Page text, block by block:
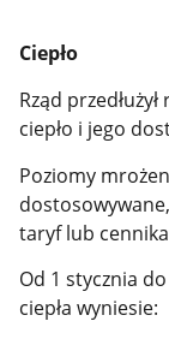
Ciepło
Rząd
ciepło i jego
Poziomy
taryf lub
Od 1 stycznia
ciepła wyniesie: